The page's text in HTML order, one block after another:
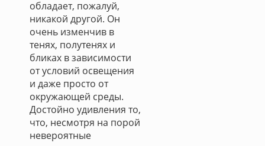
обладает, пожалуй,
никакой другой. Он
очень изменчив в
тенях, полутенях и
бликах в зависимости
от условий освещения
и даже просто от
окружающей среды.
Достойно удивления то,
что, несмотря на порой
невероятные